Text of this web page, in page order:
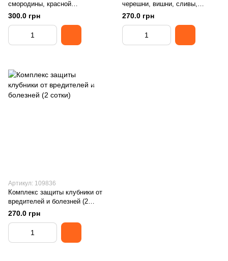
смородины, красной
смородины, крыжовника и
голубики от вредителей и
болезней
300.0 грн
черешни, вишни, сливы,
персика, абрикоса и нектарина
от вредителей и болезней
270.0 грн
Артикул: 109836
Комплекс защиты клубники от
вредителей и болезней (2
сотки)
270.0 грн